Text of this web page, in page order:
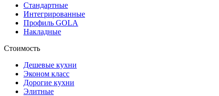
Стандартные
Интегрированные
Профиль GOLA
Накладные
Стоимость
Дешевые кухни
Эконом класс
Дорогие кухни
Элитные